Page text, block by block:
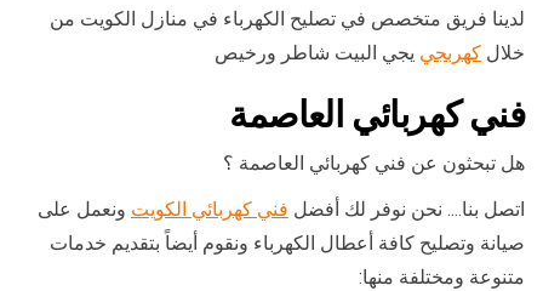
لدينا فريق متخصص في تصليح الكهرباء في منازل الكويت من
خلال كهربجي يجي البيت شاطر ورخيص
فني كهربائي العاصمة
هل تبحثون عن فني كهربائي العاصمة ؟
اتصل بنا…. نحن نوفر لك أفضل فني كهربائي الكويت ونعمل على
صيانة وتصليح كافة أعطال الكهرباء ونقوم أيضاً بتقديم خدمات
متنوعة ومختلفة منها: